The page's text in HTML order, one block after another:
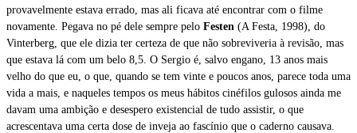
provavelmente estava errado, mas ali ficava até encontrar com o filme
novamente. Pegava no pé dele sempre pelo Festen (A Festa, 1998), do
Vinterberg, que ele dizia ter certeza de que não sobreviveria à revisão, mas
que estava lá com um belo 8,5. O Sergio é, salvo engano, 13 anos mais
velho do que eu, o que, quando se tem vinte e poucos anos, parece toda uma
vida a mais, e naqueles tempos os meus hábitos cinéfilos gulosos ainda me
davam uma ambição e desespero existencial de tudo assistir, o que
acrescentava uma certa dose de inveja ao fascínio que o caderno causava.